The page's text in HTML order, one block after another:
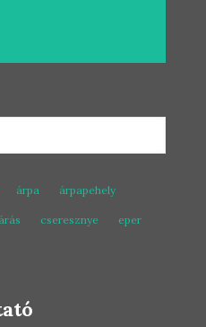
árpa árpapehely
cseresznye eper